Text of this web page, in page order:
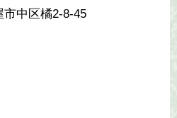
中区橘2-8-45